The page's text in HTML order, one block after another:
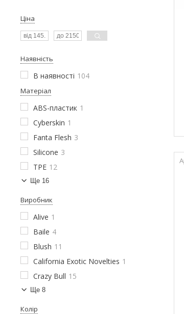
Ціна
Наявність
В наявності 104
Матеріал
ABS-пластик 1
Cyberskin 1
Fanta Flesh 3
Silicone 3
TPE 12
Ще 16
Виробник
Alive 1
Baile 4
Blush 11
California Exotic Novelties 1
Crazy Bull 15
Ще 8
Колір